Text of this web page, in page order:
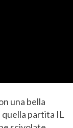
una bella
quella partita IL